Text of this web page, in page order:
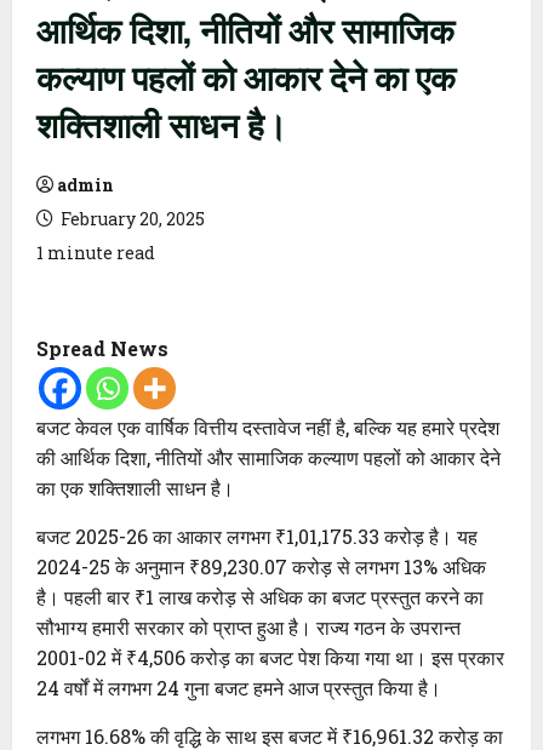
आर्थिक दिशा, नीतियों और सामाजिक
कल्याण पहलों को आकार देने का एक
शक्तिशाली साधन है।
admin
February 20, 2025
1 minute read
Spread News
बजट केवल एक वार्षिक वित्तीय दस्तावेज नहीं है, बल्कि यह हमारे प्रदेश
की आर्थिक दिशा, नीतियों और सामाजिक कल्याण पहलों को आकार देने
का एक शक्तिशाली साधन है।
बजट 2025-26 का आकार लगभग ₹1,01,175.33 करोड़ है। यह
2024-25 के अनुमान ₹89,230.07 करोड़ से लगभग 13% अधिक
है। पहली बार ₹1 लाख करोड़ से अधिक का बजट प्रस्तुत करने का
सौभाग्य हमारी सरकार को प्राप्त हुआ है। राज्य गठन के उपरान्त
2001-02 में ₹4,506 करोड़ का बजट पेश किया गया था। इस प्रकार
24 वर्षों में लगभग 24 गुना बजट हमने आज प्रस्तुत किया है।
लगभग 16.68% की वृद्धि के साथ इस बजट में ₹16,961.32 करोड़ का